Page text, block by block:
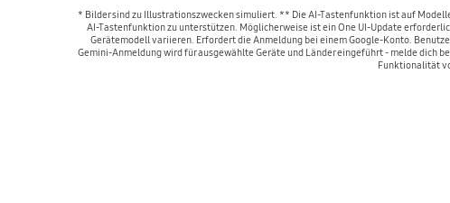
* Bilder sind zu Illustrationszwecken simuliert. ** Die AI-Tastenfunktion ist auf
AI-Tastenfunktion zu unterstützen. Möglicherweise ist ein One UI-Update
Gerätemodell variieren. Erfordert die Anmeldung bei einem Google-Konto.
Gemini-Anmeldung wird für ausgewählte Geräte und Länder eingeführt - melde dich
Funktionalität